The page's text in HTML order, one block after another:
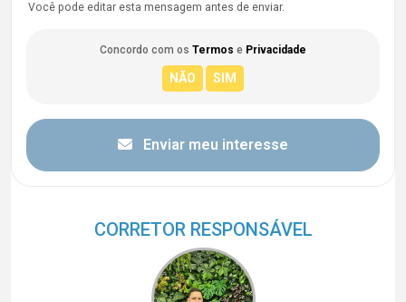
Você pode editar esta mensagem antes de enviar.
Concordo com os Termos e Privacidade
Enviar meu interesse
CORRETOR RESPONSÁVEL